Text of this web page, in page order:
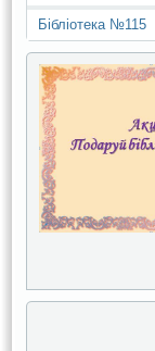
Бібліотека №115